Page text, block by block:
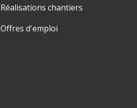
Réalisations chantiers
Offres d'emploi